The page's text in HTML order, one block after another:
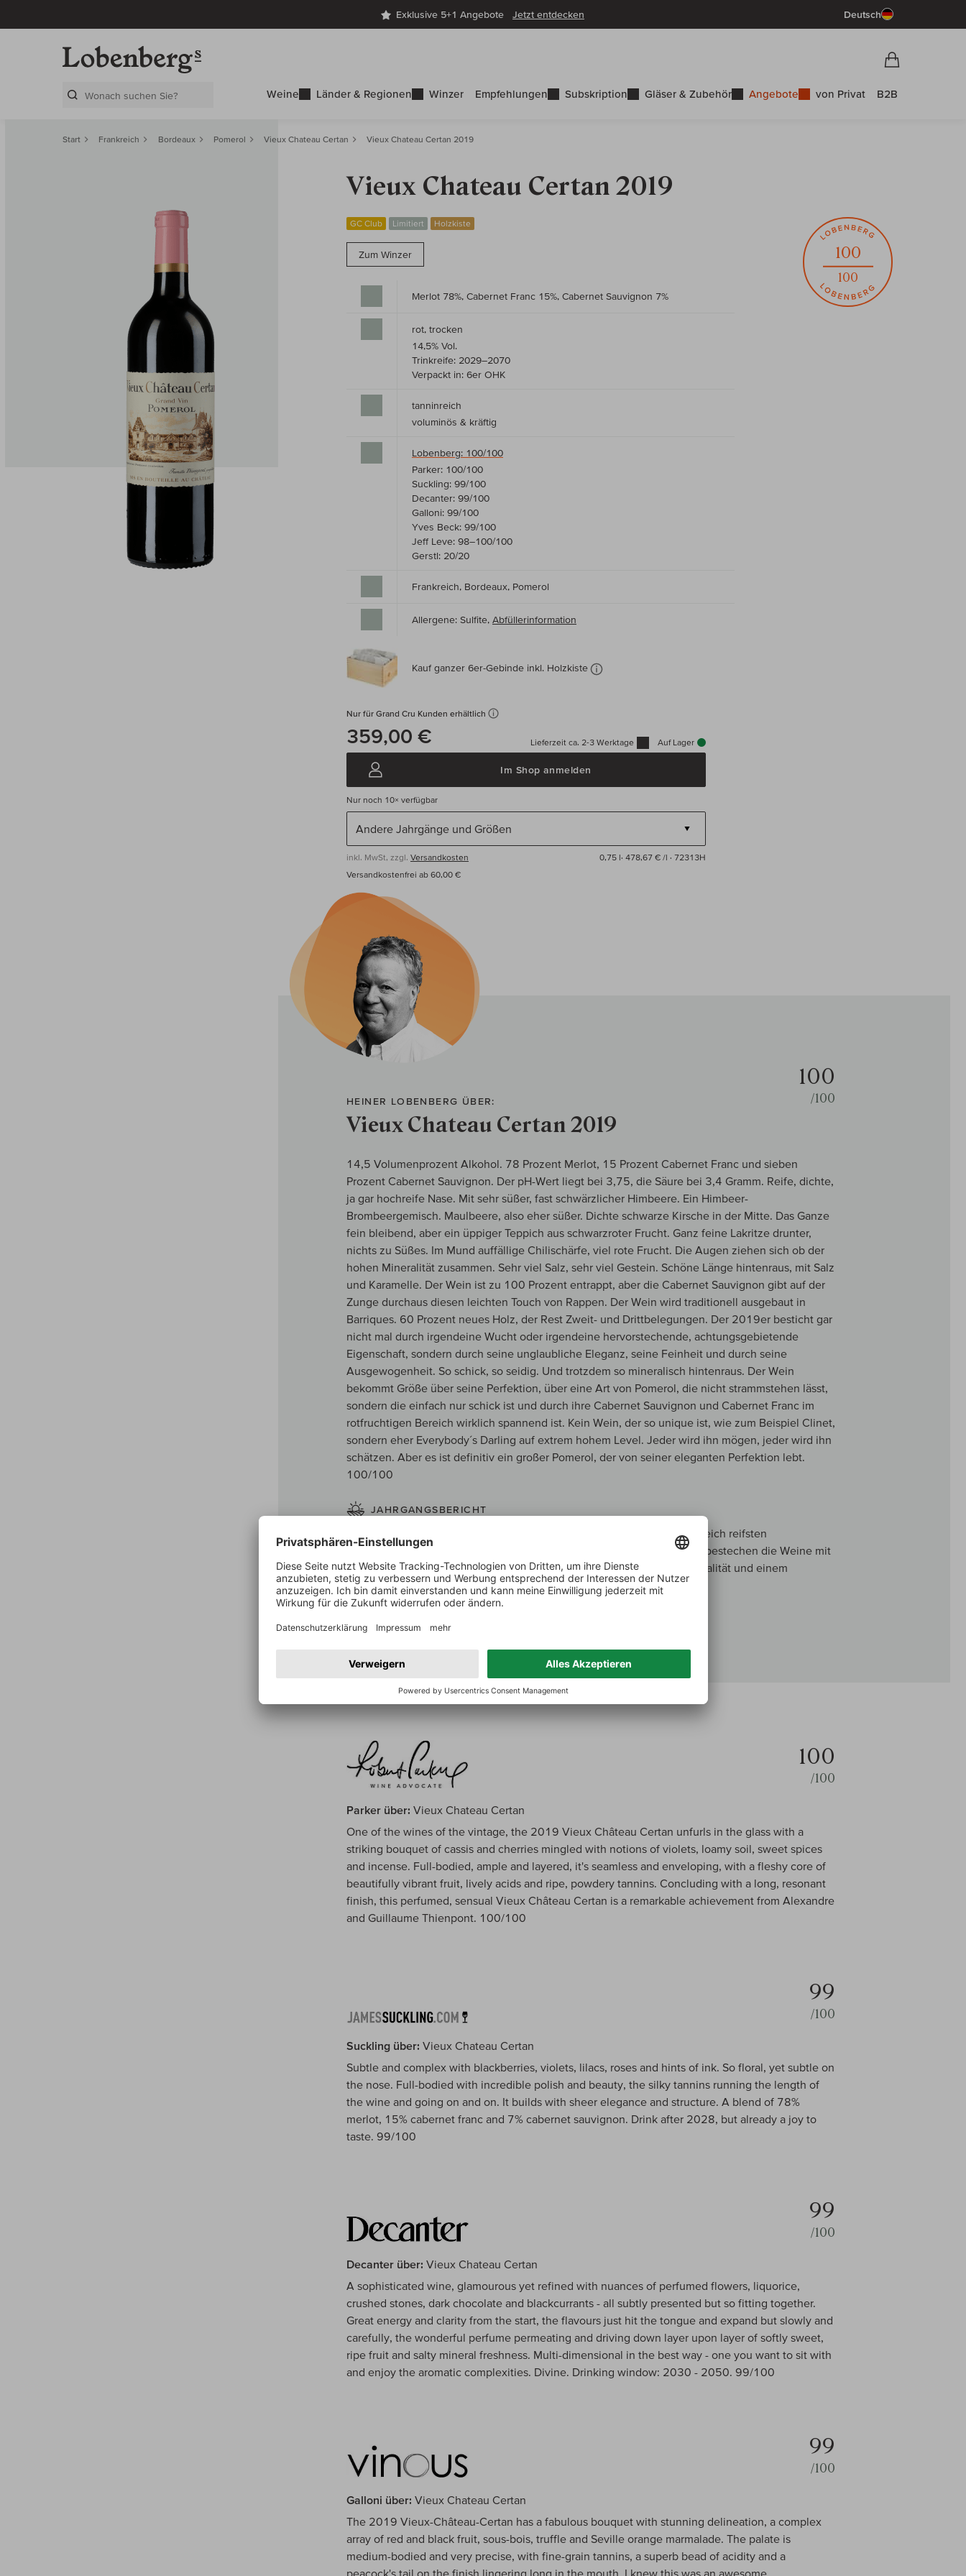
Exklusive 5+1 Angebote Jetzt entdecken Deutsch
Weine Länder & Regionen Winzer Empfehlungen Subskription Gläser & Zubehör Angebote von Privat B2B
Start Frankreich Bordeaux Pomerol Vieux Chateau Certan Vieux Chateau Certan 2019
Vieux Chateau Certan 2019
GC Club Limitiert Holzkiste
Zum Winzer 100
100
Merlot 78%, Cabernet Franc 15%, Cabernet Sauvignon 7%
rot, trocken
14,5% Vol.
Trinkreife: 2029–2070
Verpackt in: 6er OHK
tanninreich
voluminös & kräftig
Lobenberg: 100/100
Parker: 100/100
Suckling: 99/100
Decanter: 99/100
Galloni: 99/100
Yves Beck: 99/100
Jeff Leve: 98–100/100
Gerstl: 20/20
Frankreich, Bordeaux, Pomerol
Allergene: Sulfite, Abfüllerinformation
Kauf ganzer 6er-Gebinde inkl. Holzkiste
Nur für Grand Cru Kunden erhältlich
359,00 € Lieferzeit ca. 2-3 Werktage Auf Lager
Im Shop anmelden
Nur noch 10× verfügbar
inkl. MwSt, zzgl. Versandkosten 0,75 l· 478,67 € /l · 72313H
Versandkostenfrei ab 60,00 €
HEINER LOBENBERG ÜBER:
Vieux Chateau Certan 2019
100
/100
14,5 Volumenprozent Alkohol. 78 Prozent Merlot, 15 Prozent Cabernet Franc und sieben
Prozent Cabernet Sauvignon. Der pH-Wert liegt bei 3,75, die Säure bei 3,4 Gramm. Reife, dichte,
ja gar hochreife Nase. Mit sehr süßer, fast schwärzlicher Himbeere. Ein Himbeer-
Brombeergemisch. Maulbeere, also eher süßer. Dichte schwarze Kirsche in der Mitte. Das Ganze
fein bleibend, aber ein üppiger Teppich aus schwarzroter Frucht. Ganz feine Lakritze drunter,
nichts zu Süßes. Im Mund auffällige Chilischärfe, viel rote Frucht. Die Augen ziehen sich ob der
hohen Mineralität zusammen. Sehr viel Salz, sehr viel Gestein. Schöne Länge hintenraus, mit Salz
und Karamelle. Der Wein ist zu 100 Prozent entrappt, aber die Cabernet Sauvignon gibt auf der
Zunge durchaus diesen leichten Touch von Rappen. Der Wein wird traditionell ausgebaut in
Barriques. 60 Prozent neues Holz, der Rest Zweit- und Drittbelegungen. Der 2019er besticht gar
nicht mal durch irgendeine Wucht oder irgendeine hervorstechende, achtungsgebietende
Eigenschaft, sondern durch seine unglaubliche Eleganz, seine Feinheit und durch seine
Ausgewogenheit. So schick, so seidig. Und trotzdem so mineralisch hintenraus. Der Wein
bekommt Größe über seine Perfektion, über eine Art von Pomerol, die nicht strammstehen lässt,
sondern die einfach nur schick ist und durch ihre Cabernet Sauvignon und Cabernet Franc im
rotfruchtigen Bereich wirklich spannend ist. Kein Wein, der so unique ist, wie zum Beispiel Clinet,
sondern eher Everybody´s Darling auf extrem hohem Level. Jeder wird ihn mögen, jeder wird ihn
schätzen. Aber es ist definitiv ein großer Pomerol, der von seiner eleganten Perfektion lebt.
100/100
JAHRGANGSBERICHT
Der denkwürdige Jahrgang 2019 gilt als eines der frischesten und zugleich reifsten
Meisterwerke der Bordelaiser Geschichte. Trotz extremer Sommerhitze bestechen die Weine mit
einer spektakulären, knackigen Fruchtkonzentration, vibrierender Mineralität und einem
ungemein eleganten, unverschämt charmanten Trinkfluss.
Zum Jahrgangsbericht
100
/100
Parker über: Vieux Chateau Certan
One of the wines of the vintage, the 2019 Vieux Château Certan unfurls in the glass with a
striking bouquet of cassis and cherries mingled with notions of violets, loamy soil, sweet spices
and incense. Full-bodied, ample and layered, it's seamless and enveloping, with a fleshy core of
beautifully vibrant fruit, lively acids and ripe, powdery tannins. Concluding with a long, resonant
finish, this perfumed, sensual Vieux Château Certan is a remarkable achievement from Alexandre
and Guillaume Thienpont. 100/100
99
/100
Suckling über: Vieux Chateau Certan
Subtle and complex with blackberries, violets, lilacs, roses and hints of ink. So floral, yet subtle on
the nose. Full-bodied with incredible polish and beauty, the silky tannins running the length of
the wine and going on and on. It builds with sheer elegance and structure. A blend of 78%
merlot, 15% cabernet franc and 7% cabernet sauvignon. Drink after 2028, but already a joy to
taste. 99/100
99
/100
Decanter über: Vieux Chateau Certan
A sophisticated wine, glamourous yet refined with nuances of perfumed flowers, liquorice,
crushed stones, dark chocolate and blackcurrants - all subtly presented but so fitting together.
Great energy and clarity from the start, the flavours just hit the tongue and expand but slowly and
carefully, the wonderful perfume permeating and driving down layer upon layer of softly sweet,
ripe fruit and salty mineral freshness. Multi-dimensional in the best way - one you want to sit with
and enjoy the aromatic complexities. Divine. Drinking window: 2030 - 2050. 99/100
99
/100
Galloni über: Vieux Chateau Certan
The 2019 Vieux-Château-Certan has a fabulous bouquet with stunning delineation, a complex
array of red and black fruit, sous-bois, truffle and Seville orange marmalade. The palate is
medium-bodied and very precise, with fine-grain tannins, a superb bead of acidity and a